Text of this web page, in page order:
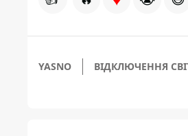
YASNO ВІДКЛЮЧЕННЯ